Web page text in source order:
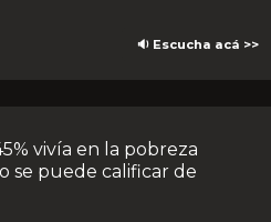
🔉 Escucha acá >>
se puede calificar de